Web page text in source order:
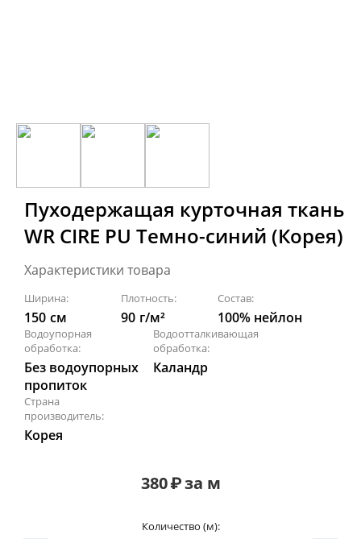
Пуходержащая курточная ткань
WR CIRE PU Темно-синий (Корея)
Характеристики товара
Ширина:
150 см
Плотность:
90 г/м²
Состав:
100% нейлон
Водоупорная
обработка:
Без водоупорных
пропиток
Водоотталкивающая
обработка:
Каландр
Страна
производитель:
Корея
380₽за м
Количество (м):